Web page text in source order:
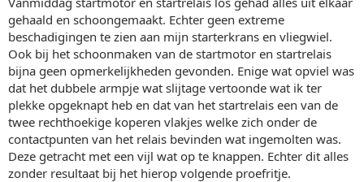
gehaald en schoongemaakt. Echter geen extreme
beschadigingen te zien aan mijn starterkrans en vliegwiel.
Ook bij het schoonmaken van de startmotor en startrelais
bijna geen opmerkelijkheden gevonden. Enige wat opviel was
dat het dubbele armpje wat slijtage vertoonde wat ik ter
plekke opgeknapt heb en dat van het startrelais een van de
twee rechthoekige koperen vlakjes welke zich onder de
contactpunten van het relais bevinden wat ingemolten was.
Deze getracht met een vijl wat op te knappen. Echter dit alles
zonder resultaat bij het hierop volgende proefritje.